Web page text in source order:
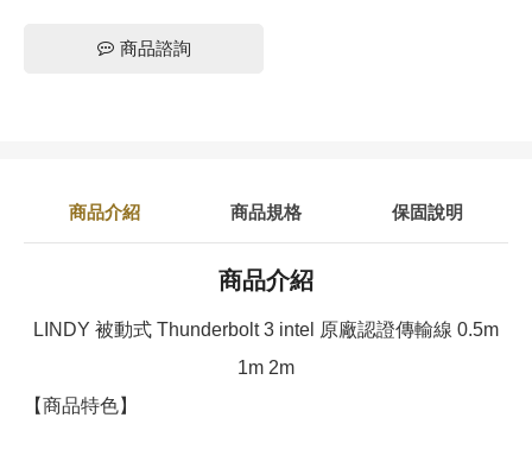
商品諮詢
商品介紹 商品規格 保固說明
商品介紹
LINDY 被動式 Thunderbolt 3 intel 原廠認證傳輸線 0.5m
1m 2m
【商品特色】